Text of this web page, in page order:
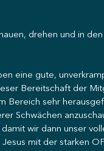
drehen und in
eine gute,
Bereitschaft der
Bereich sehr
Schwächen
wir dann unser
mit der starken